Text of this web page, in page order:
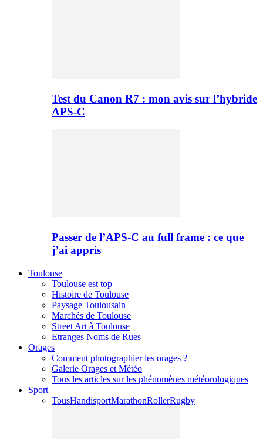
Test du Canon R7 : mon avis sur l’hybride
APS-C
Passer de l’APS-C au full frame : ce que
j’ai appris
Toulouse
Toulouse est top
Histoire de Toulouse
Paysage Toulousain
Marchés de Toulouse
Street Art à Toulouse
Etranges Noms de Rues
Orages
Comment photographier les orages ?
Galerie Orages et Météo
Tous les articles sur les phénomènes météorologiques
Sport
TousHandisportMarathonRollerRugby